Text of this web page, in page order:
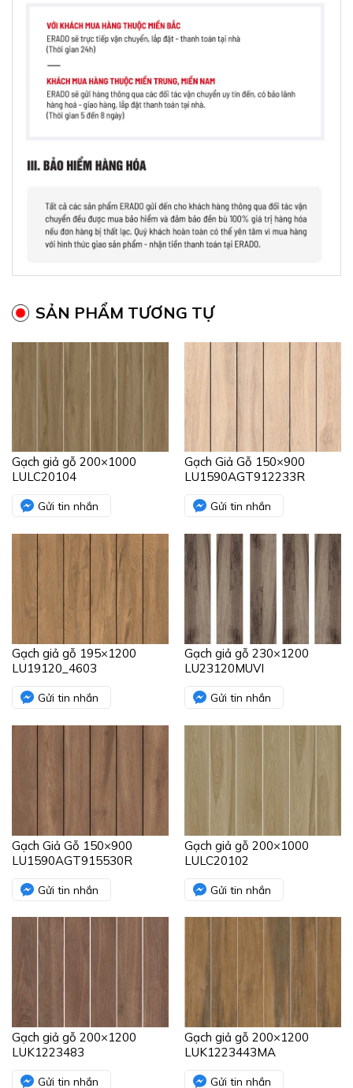
SẢN PHẨM TƯƠNG TỰ
Gạch giả gỗ 200×1000
LULC20104
Gửi tin nhắn
Gạch Giả Gỗ 150×900
LU1590AGT912233R
Gửi tin nhắn
Gạch giả gỗ 195×1200
LU19120_4603
Gửi tin nhắn
Gạch giả gỗ 230×1200
LU23120MUVI
Gửi tin nhắn
Gạch Giả Gỗ 150×900
LU1590AGT915530R
Gửi tin nhắn
Gạch giả gỗ 200×1000
LULC20102
Gửi tin nhắn
Gạch giả gỗ 200×1200
LUK1223483
Gửi tin nhắn
Gạch giả gỗ 200×1200
LUK1223443MA
Gửi tin nhắn